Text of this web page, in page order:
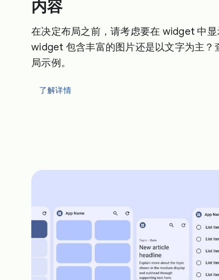
内容
在决定布局之前，请考虑要在 widget 中
widget 包含丰富的图片还是以文字为主？
局示例。
了解详情